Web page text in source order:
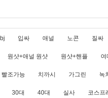
bj 입싸 애널 노콘 질싸
원샷+애널 원샷 원샷+핸플 여
빨조가능 치까시 가그린 녹
30대 40대 실사 코스프